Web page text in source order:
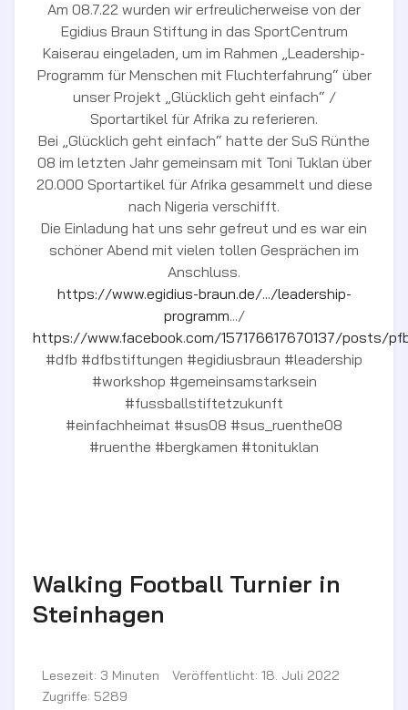
Am 08.7.22 wurden wir erfreulicherweise von der
Egidius Braun Stiftung in das SportCentrum
Kaiserau eingeladen, um im Rahmen „Leadership-
Programm für Menschen mit Fluchterfahrung“ über
unser Projekt „Glücklich geht einfach“ /
Sportartikel für Afrika zu referieren.
Bei „Glücklich geht einfach“ hatte der SuS Rünthe
08 im letzten Jahr gemeinsam mit Toni Tuklan über
20.000 Sportartikel für Afrika gesammelt und diese
nach Nigeria verschifft.
Die Einladung hat uns sehr gefreut und es war ein
schöner Abend mit vielen tollen Gesprächen im
Anschluss.
https://www.egidius-braun.de/.../leadership-
programm.../
https://www.facebook.com/157176617670137/posts/
#dfb #dfbstiftungen #egidiusbraun #leadership
#workshop #gemeinsamstarksein
#fussballstiftetzukunft
#einfachheimat #sus08 #sus_ruenthe08
#ruenthe #bergkamen #tonituklan
Walking Football Turnier in
Steinhagen
Lesezeit: 3 Minuten
Veröffentlicht: 18. Juli 2022
Zugriffe: 5289